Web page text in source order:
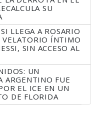
SU
LLEGA A ROSARIO
VELATORIO ÍNTIMO
SIN ACCESO AL
UN
ARGENTINO FUE
EL ICE EN UN
DE FLORIDA